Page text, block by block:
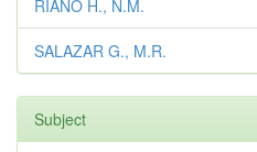
RIAÑO H., N.M.
SALAZAR G., M.R.
Subject